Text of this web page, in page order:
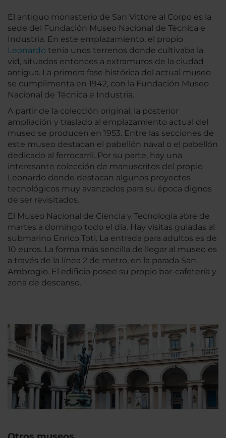
El antiguo monasterio de San Vittore al Corpo es la
sede del Fundación Museo Nacional de Técnica e
Industria. En este emplazamiento, el propio
Leonardo tenía unos terrenos donde cultivaba la
vid, situados entonces a extramuros de la ciudad
antigua. La primera fase histórica del actual museo
se cumplimenta en 1942, con la Fundación Museo
Nacional de Técnica e Industria.
A partir de la colección original, la posterior
ampliación y traslado al emplazamiento actual del
museo se producen en 1953. Entre las secciones de
este museo destacan el pabellón naval o el pabellón
dedicado al ferrocarril. Por su parte, hay una
interesante colección de manuscritos del propio
Leonardo donde destacan algunos proyectos
tecnológicos muy avanzados para su época dignos
de ser revisitados.
El Museo Nacional de Ciencia y Tecnología abre de
martes a domingo todo el día. Hay visitas guiadas al
submarino Enrico Toti. La entrada para adultos es de
10 euros. La forma más sencilla de llegar al museo es
a través de la línea 2 de metro, en la parada San
Ambrogio. El edificio posee su propio bar-cafetería y
zona de descanso.